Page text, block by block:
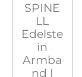
SPINE
LL
Edelste
in
Armba
nd |